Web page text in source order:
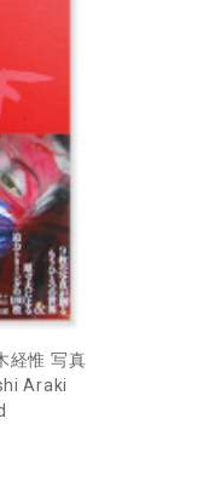
経惟 写真
Araki